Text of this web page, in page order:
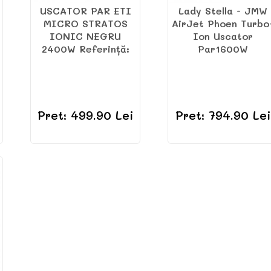
USCATOR PAR ETI
MICRO STRATOS
IONIC NEGRU
2400W Referință:
Pret: 499.90 Lei
Lady Stella - JMW
AirJet Phoen
Ion Uscator
Par1600W
Pret: 794.90 Lei